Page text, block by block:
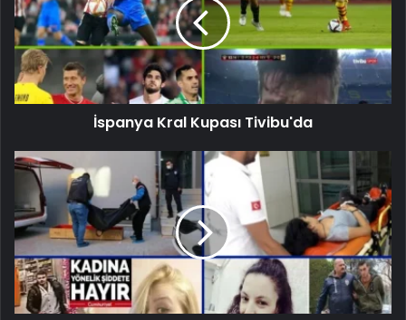
İspanya Kral Kupası Tivibu'da